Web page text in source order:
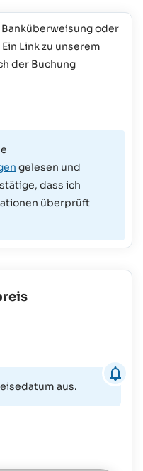
oder
Link zu unserem
der Buchung
gelesen und
dass ich
überprüft
aus.